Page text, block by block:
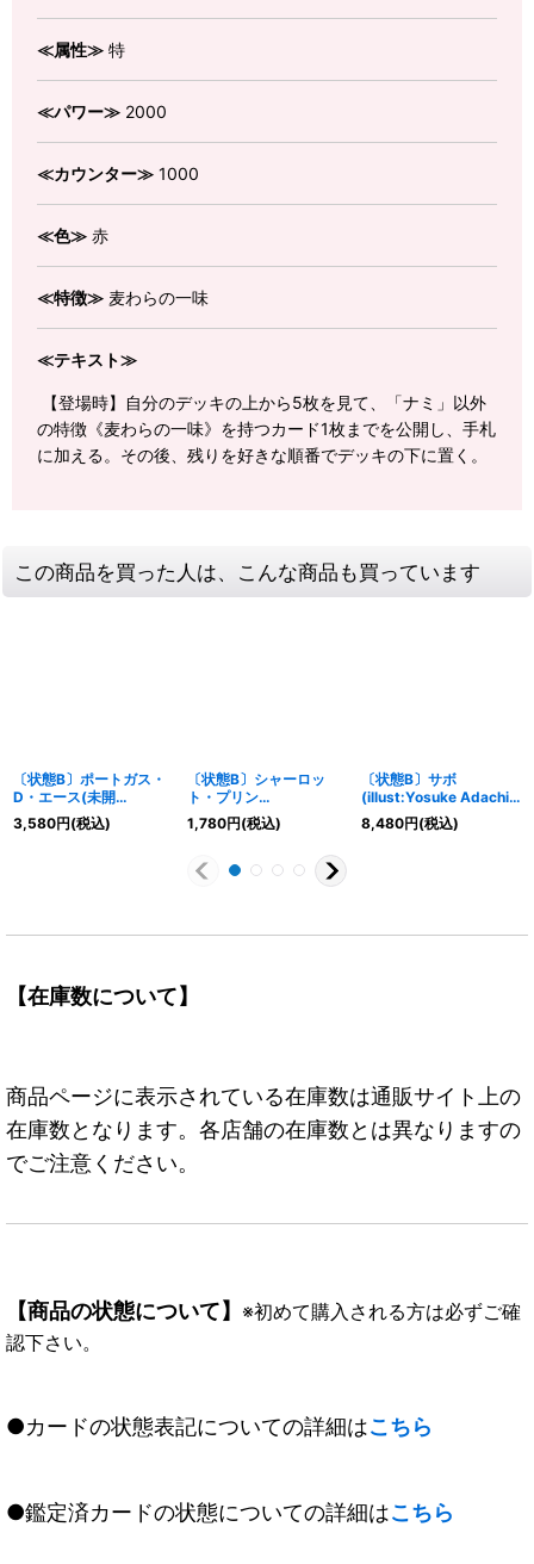
≪属性≫ 特
≪パワー≫ 2000
≪カウンター≫ 1000
≪色≫ 赤
≪特徴≫ 麦わらの一味
≪テキスト≫
【登場時】自分のデッキの上から5枚を見て、「ナミ」以外
の特徴《麦わらの一味》を持つカード1枚までを公開し、手札
に加える。その後、残りを好きな順番でデッキの下に置く。
この商品を買った人は、こんな商品も買っています
〔状態B〕ポートガス・
D・エース(未開
封/illust:Makitoshi)
【L】{OP03-001}
3,580円(税込)
〔状態B〕シャーロッ
ト・プリン
(illust:hmng)【C】
{ST07-008}
1,780円(税込)
〔状態B〕サボ
(illust:Yosuke Adachi)
【SR】{OP04-083}
8,480円(税込)
【在庫数について】
商品ページに表示されている在庫数は通販サイト上の
在庫数となります。各店舗の在庫数とは異なりますの
でご注意ください。
【商品の状態について】 ※初めて購入される方は必ずご確
認下さい。
●カードの状態表記についての詳細はこちら
●鑑定済カードの状態についての詳細はこちら